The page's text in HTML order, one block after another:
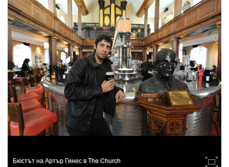
Бюстът на Артър Гинес в The Church